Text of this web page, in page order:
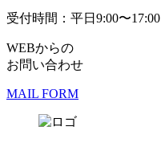
受付時間：平日9:00〜17:00
WEBからの
お問い合わせ
MAIL FORM